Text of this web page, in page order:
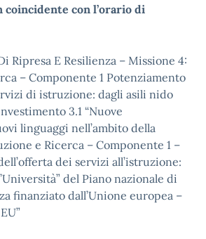
coincidente con l’orario di
Ripresa E Resilienza – Missione 4:
– Componente 1 Potenziamento
di istruzione: dagli asili nido
3.1 “Nuove
linguaggi nell’ambito della
e Ricerca – Componente 1 –
dei servizi all’istruzione:
del Piano nazionale di
finanziato dall’Unione europea –